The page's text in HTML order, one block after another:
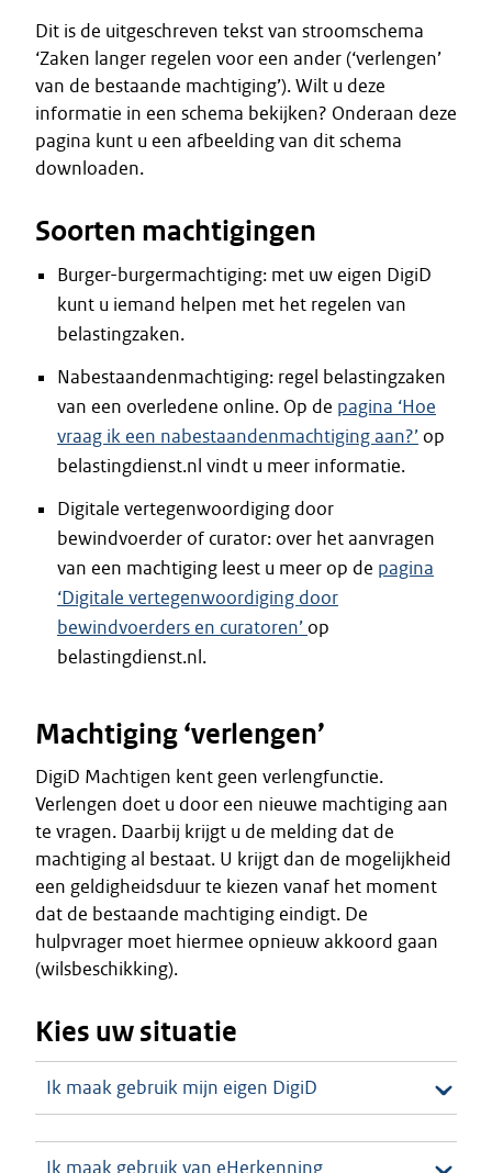
Dit is de uitgeschreven tekst van stroomschema
‘Zaken langer regelen voor een ander (‘verlengen’
van de bestaande machtiging’). Wilt u deze
informatie in een schema bekijken? Onderaan deze
pagina kunt u een afbeelding van dit schema
downloaden.
Soorten machtigingen
Burger-burgermachtiging: met uw eigen DigiD
kunt u iemand helpen met het regelen van
belastingzaken.
Nabestaandenmachtiging: regel belastingzaken
van een overledene online. Op de pagina ‘Hoe
vraag ik een nabestaandenmachtiging aan?’ op
belastingdienst.nl vindt u meer informatie.
Digitale vertegenwoordiging door
bewindvoerder of curator: over het aanvragen
van een machtiging leest u meer op de pagina
‘Digitale vertegenwoordiging door
bewindvoerders en curatoren’ op
belastingdienst.nl.
Machtiging ‘verlengen’
DigiD Machtigen kent geen verlengfunctie.
Verlengen doet u door een nieuwe machtiging aan
te vragen. Daarbij krijgt u de melding dat de
machtiging al bestaat. U krijgt dan de mogelijkheid
een geldigheidsduur te kiezen vanaf het moment
dat de bestaande machtiging eindigt. De
hulpvrager moet hiermee opnieuw akkoord gaan
(wilsbeschikking).
Kies uw situatie
Ik maak gebruik mijn eigen DigiD
Ik maak gebruik van eHerkenning